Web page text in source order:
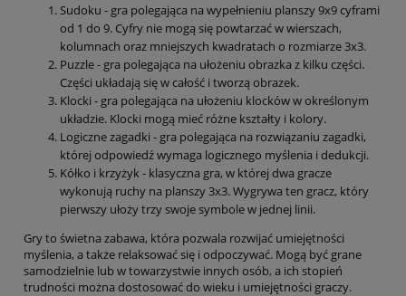
Sudoku - gra polegająca na wypełnieniu planszy 9x9 cyframi
od 1 do 9. Cyfry nie mogą się powtarzać w wierszach,
kolumnach oraz mniejszych kwadratach o rozmiarze 3x3.
Puzzle - gra polegająca na ułożeniu obrazka z kilku części.
Części układają się w całość i tworzą obrazek.
Klocki - gra polegająca na ułożeniu klocków w określonym
układzie. Klocki mogą mieć różne kształty i kolory.
Logiczne zagadki - gra polegająca na rozwiązaniu zagadki,
której odpowiedź wymaga logicznego myślenia i dedukcji.
Kółko i krzyżyk - klasyczna gra, w której dwa gracze
wykonują ruchy na planszy 3x3. Wygrywa ten gracz, który
pierwszy ułoży trzy swoje symbole w jednej linii.
Gry to świetna zabawa, która pozwala rozwijać umiejętności
myślenia, a także relaksować się i odpoczywać. Mogą być grane
samodzielnie lub w towarzystwie innych osób, a ich stopień
trudności można dostosować do wieku i umiejętności graczy.